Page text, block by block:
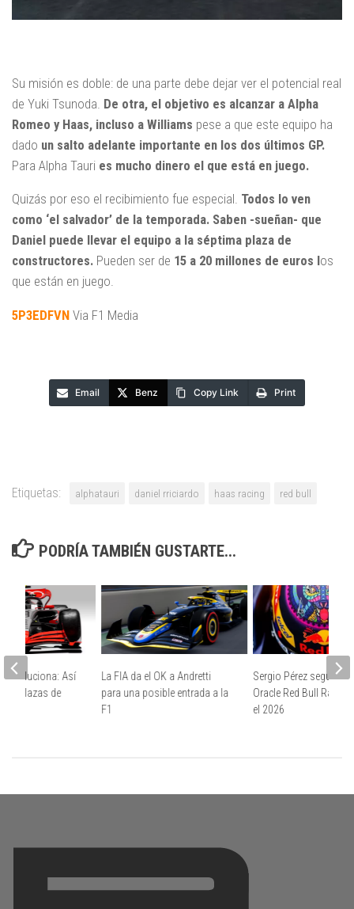
Su misión es doble: de una parte debe dejar ver el potencial real
de Yuki Tsunoda. De otra, el objetivo es alcanzar a Alpha
Romeo y Haas, incluso a Williams pese a que este equipo ha
dado un salto adelante importante en los dos últimos GP.
Para Alpha Tauri es mucho dinero el que está en juego.
Quizás por eso el recibimiento fue especial. Todos lo ven
como ‘el salvador’ de la temporada. Saben -sueñan- que
Daniel puede llevar el equipo a la séptima plaza de
constructores. Pueden ser de 15 a 20 millones de euros los
que están en juego.
5P3EDFVN Via F1 Media
Email Benz Copy Link Print
Etiquetas: alphatauri daniel rriciardo haas racing red bull
PODRÍA TAMBIÉN GUSTARTE...
La FIA da el OK a Andretti
para una posible entrada a la
F1
Sergio Pérez seguirá
Oracle Red Bull
el 2026
evoluciona: Así
de